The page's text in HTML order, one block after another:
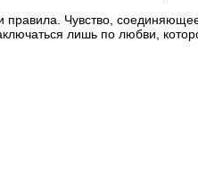
правила. Чувство,
лишь по любви,